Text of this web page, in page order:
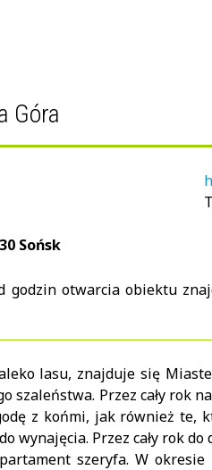
Góra
Sońsk
godzin otwarcia obiektu
lasu, znajduje się
szaleństwa. Przez cały rok
z końmi, jak również
wynajęcia. Przez cały rok
szeryfa. W